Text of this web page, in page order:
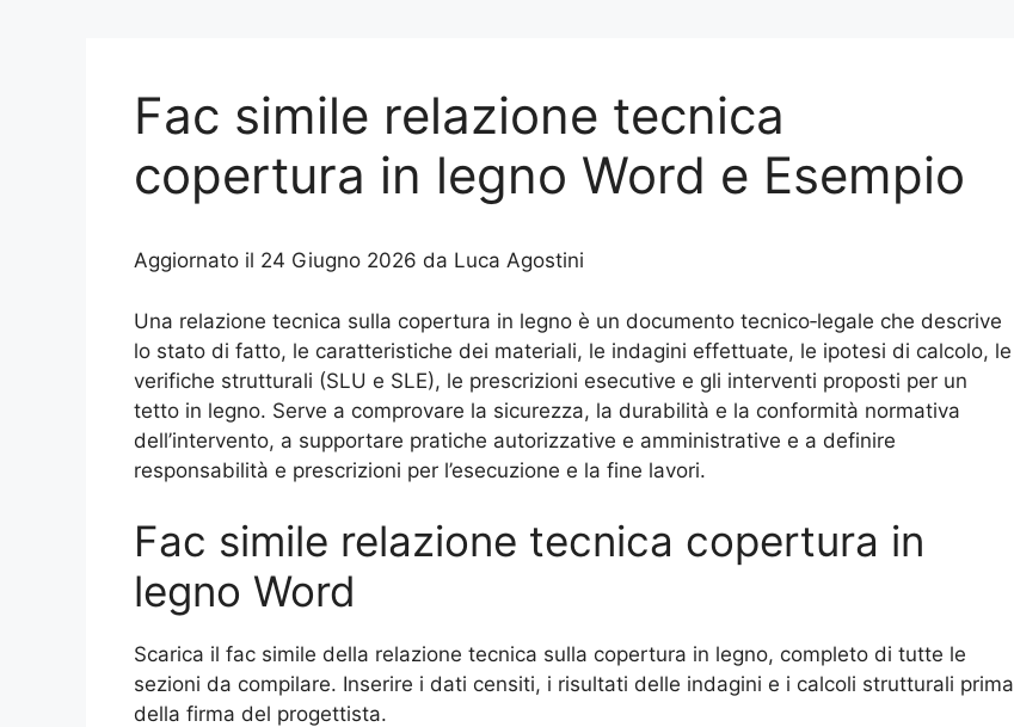
Fac simile relazione tecnica
copertura in legno​ Word e Esempio
Aggiornato il 24 Giugno 2026 da Luca Agostini
Una relazione tecnica sulla copertura in legno è un documento tecnico‑legale che descrive
lo stato di fatto, le caratteristiche dei materiali, le indagini effettuate, le ipotesi di calcolo, le
verifiche strutturali (SLU e SLE), le prescrizioni esecutive e gli interventi proposti per un
tetto in legno. Serve a comprovare la sicurezza, la durabilità e la conformità normativa
dell’intervento, a supportare pratiche autorizzative e amministrative e a definire
responsabilità e prescrizioni per l’esecuzione e la fine lavori.
Fac simile relazione tecnica copertura in
legno​ Word
Scarica il fac simile della relazione tecnica sulla copertura in legno, completo di tutte le
sezioni da compilare. Inserire i dati censiti, i risultati delle indagini e i calcoli strutturali prima
della firma del progettista.